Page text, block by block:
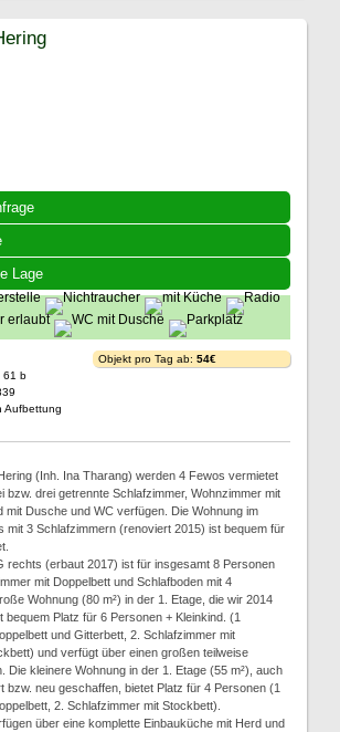
Lage
61 b
Aufbettung
Objekt pro Tag ab: 54€
(Inh. Ina Tharang) werden 4 Fewos vermietet
bzw. drei getrennte Schlafzimmer, Wohnzimmer mit
mit Dusche und WC verfügen. Die Wohnung im
mit 3 Schlafzimmern (renoviert 2015) ist bequem für
rechts (erbaut 2017) ist für insgesamt 8 Personen
mit Doppelbett und Schlafboden mit 4
Wohnung (80 m²) in der 1. Etage, die wir 2014
bequem Platz für 6 Personen + Kleinkind. (1
und Gitterbett, 2. Schlafzimmer mit
und verfügt über einen großen teilweise
Die kleinere Wohnung in der 1. Etage (55 m²), auch
bzw. neu geschaffen, bietet Platz für 4 Personen (1
2. Schlafzimmer mit Stockbett).
über eine komplette Einbauküche mit Herd und